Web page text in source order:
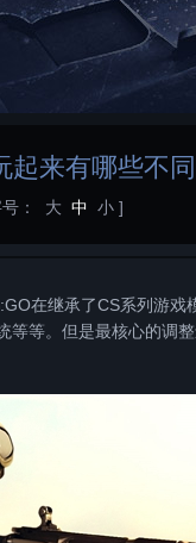
起来有哪些不同
： 大 中 小]
在继承了CS系列游戏
等。但是最核心的调